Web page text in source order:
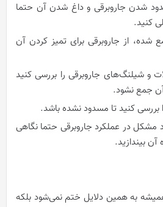
شدن جاروبرقی و داغ شدن آن حتما
کنید.
شده، از جاروبرقی برای تمیز کردن آن
و شیلنگ‌های جاروبرقی را بررسی کنید
جمع نشود.
بررسی کنید تا مسدود نشده باشد.
مشکل در عملکرد جاروبرقی حتما نگاهی
بیندازید.
به همین دلایل ختم نمی‌شود بلکه